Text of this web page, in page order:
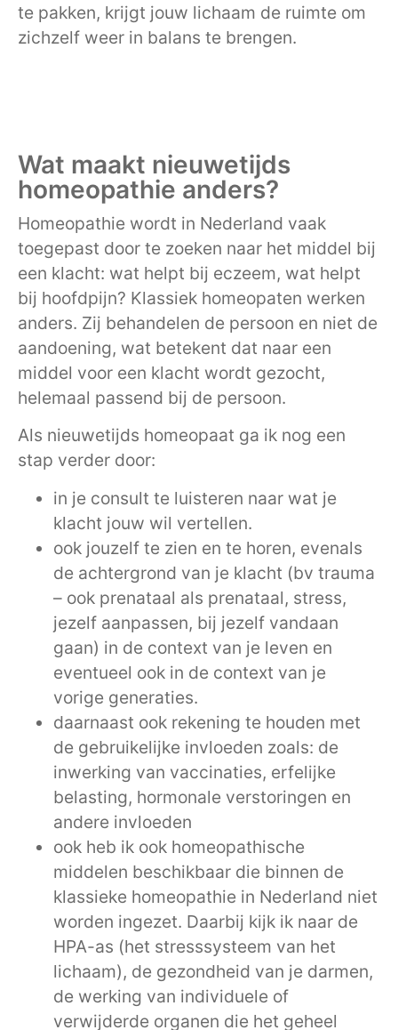
te pakken, krijgt jouw lichaam de ruimte om
zichzelf weer in balans te brengen.
Wat maakt nieuwetijds
homeopathie anders?
Homeopathie wordt in Nederland vaak
toegepast door te zoeken naar het middel bij
een klacht: wat helpt bij eczeem, wat helpt
bij hoofdpijn? Klassiek homeopaten werken
anders. Zij behandelen de persoon en niet de
aandoening, wat betekent dat naar een
middel voor een klacht wordt gezocht,
helemaal passend bij de persoon.
Als nieuwetijds homeopaat ga ik nog een
stap verder door:
in je consult te luisteren naar wat je
klacht jouw wil vertellen.
ook jouzelf te zien en te horen, evenals
de achtergrond van je klacht (bv trauma
– ook prenataal als prenataal, stress,
jezelf aanpassen, bij jezelf vandaan
gaan) in de context van je leven en
eventueel ook in de context van je
vorige generaties.
daarnaast ook rekening te houden met
de gebruikelijke invloeden zoals: de
inwerking van vaccinaties, erfelijke
belasting, hormonale verstoringen en
andere invloeden
ook heb ik ook homeopathische
middelen beschikbaar die binnen de
klassieke homeopathie in Nederland niet
worden ingezet. Daarbij kijk ik naar de
HPA-as (het stresssysteem van het
lichaam), de gezondheid van je darmen,
de werking van individuele of
verwijderde organen die het geheel